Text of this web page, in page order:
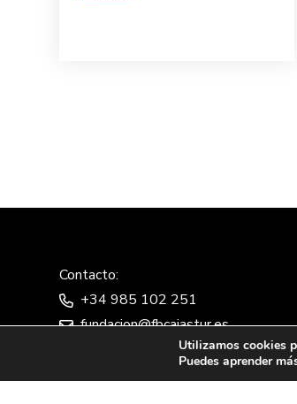
Contacto:
+34 985 102 251
fundacion@fbcajastur.es
Utilizamos cookies
Puedes aprender